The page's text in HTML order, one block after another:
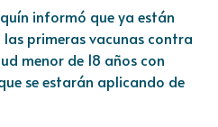
informó que ya están
primeras vacunas contra
menor de 18 años con
se estarán aplicando de